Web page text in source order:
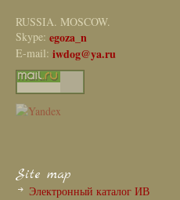
RUSSIA. MOSCOW.
Skype: egoza_n
E-mail: iwdog@ya.ru
Site map
Электронный каталог ИВ